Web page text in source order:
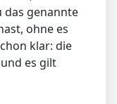
das genannte
ohne es
klar: die
es gilt